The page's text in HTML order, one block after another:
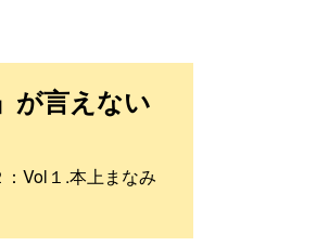
が言えない
Vol１.本上まなみ